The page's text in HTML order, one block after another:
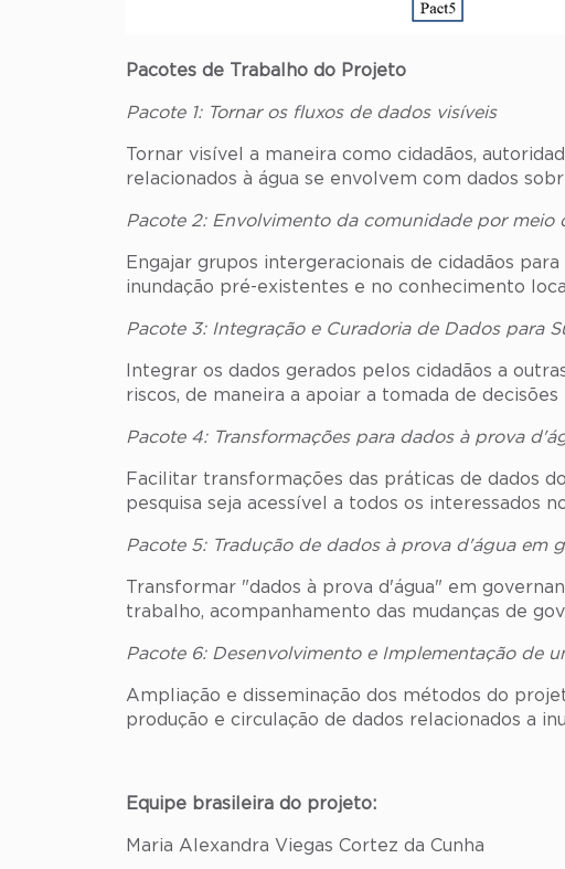
Pacotes de Trabalho do Projeto
Pacote 1: Tornar os fluxos de dados visíveis
Tornar visível a maneira como cidadãos,
relacionados à água se envolvem com dados
Pacote 2: Envolvimento da comunidade por meio
Engajar grupos intergeracionais de cidadãos
inundação pré-existentes e no conhecimento
Pacote 3: Integração e Curadoria de Dados para
Integrar os dados gerados pelos cidadãos a
riscos, de maneira a apoiar a tomada de
Pacote 4: Transformações para dados à prova
Facilitar transformações das práticas de dados
pesquisa seja acessível a todos os interessados
Pacote 5: Tradução de dados à prova d'água em
Transformar "dados à prova d'água" em
trabalho, acompanhamento das mudanças de
Pacote 6: Desenvolvimento e Implementação de
Ampliação e disseminação dos métodos do
produção e circulação de dados relacionados a
Equipe brasileira do projeto:
Maria Alexandra Viegas Cortez da Cunha